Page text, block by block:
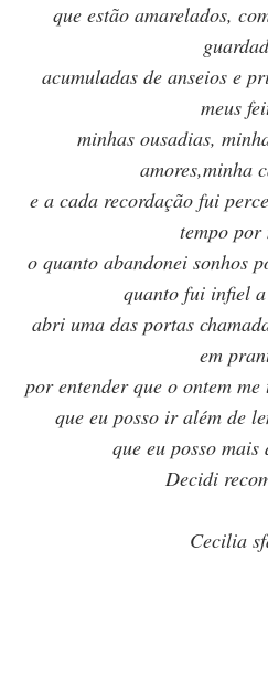
que estão amarelados,
acumuladas de anseios e
meus
minhas ousadias,
amores,minha
e a cada recordação fui
tempo por
o quanto abandonei sonhos
quanto fui infiel a
abri uma das portas
em
por entender que o ontem
que eu posso ir além de
que eu posso mais
Decidi
Cecilia